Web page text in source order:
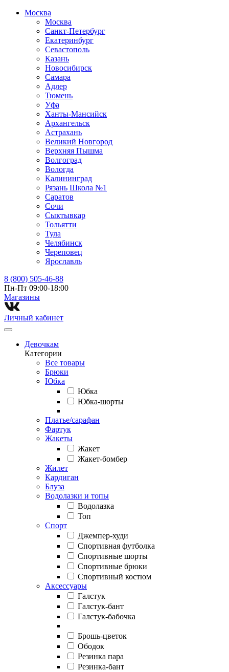
Москва
Москва
Санкт-Петербург
Екатеринбург
Севастополь
Казань
Новосибирск
Самара
Адлер
Тюмень
Уфа
Ханты-Мансийск
Архангельск
Астрахань
Великий Новгород
Верхняя Пышма
Волгоград
Вологда
Калининград
Рязань Школа №1
Саратов
Сочи
Сыктывкар
Тольятти
Тула
Челябинск
Череповец
Ярославль
8 (800) 505-46-88
Пн-Пт 09:00-18:00
Магазины⁠
Личный кабинет
Девочкам
Категории
Все товары
Брюки
Юбка
Юбка
Юбка-шорты
Платье/сарафан
Фартук
Жакеты
Жакет
Жакет-бомбер
Жилет
Кардиган
Блуза
Водолазки и топы
Водолазка
Топ
Спорт
Джемпер-худи
Спортивная футболка
Спортивные шорты
Спортивные брюки
Спортивный костюм
Аксессуары
Галстук
Галстук-бант
Галстук-бабочка
Брошь-цветок
Ободок
Резинка пара
Резинка-бант